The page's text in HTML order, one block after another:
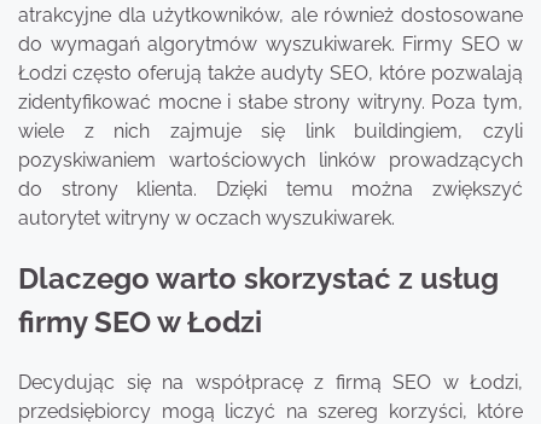
atrakcyjne dla użytkowników, ale również dostosowane
do wymagań algorytmów wyszukiwarek. Firmy SEO w
Łodzi często oferują także audyty SEO, które pozwalają
zidentyfikować mocne i słabe strony witryny. Poza tym,
wiele z nich zajmuje się link buildingiem, czyli
pozyskiwaniem wartościowych linków prowadzących
do strony klienta. Dzięki temu można zwiększyć
autorytet witryny w oczach wyszukiwarek.
Dlaczego warto skorzystać z usług
firmy SEO w Łodzi
Decydując się na współpracę z firmą SEO w Łodzi,
przedsiębiorcy mogą liczyć na szereg korzyści, które